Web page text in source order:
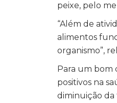
peixe, pelo
“Além de
alimentos
organismo”,
Para um bom
positivos na
diminuição da